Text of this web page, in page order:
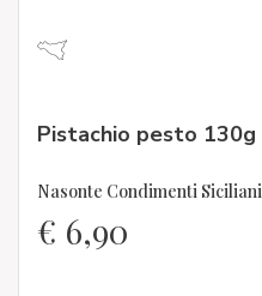
Pistachio pesto 130g
Nasonte Condimenti Siciliani
€ 6,90